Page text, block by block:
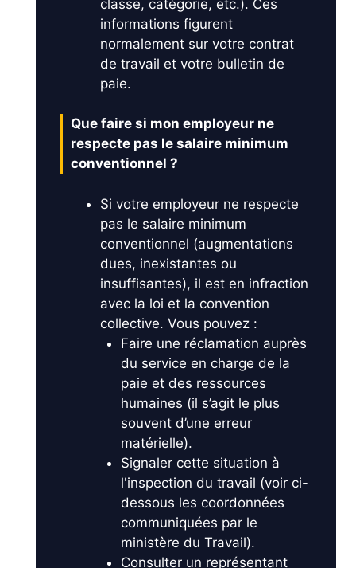
classe, catégorie, etc.). Ces
informations figurent
normalement sur votre contrat
de travail et votre bulletin de
paie.
Que faire si mon employeur ne
respecte pas le salaire minimum
conventionnel ?
Si votre employeur ne respecte
pas le salaire minimum
conventionnel (augmentations
dues, inexistantes ou
insuffisantes), il est en infraction
avec la loi et la convention
collective. Vous pouvez :
Faire une réclamation auprès
du service en charge de la
paie et des ressources
humaines (il s’agit le plus
souvent d’une erreur
matérielle).
Signaler cette situation à
l'inspection du travail (voir ci-
dessous les coordonnées
communiquées par le
ministère du Travail).
Consulter un représentant